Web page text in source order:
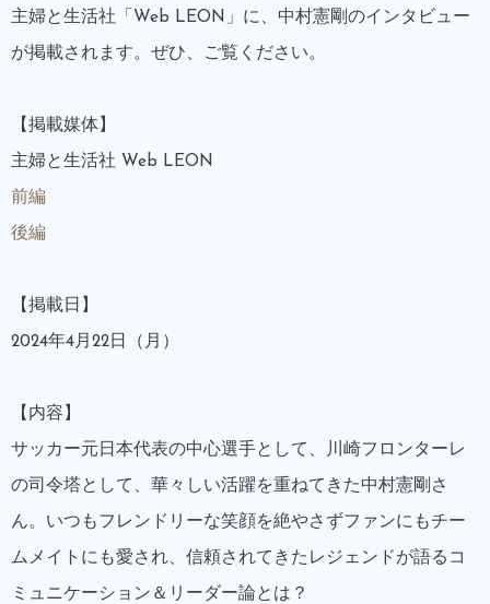
主婦と生活社「Web LEON」に、中村憲剛のインタビュー
が掲載されます。ぜひ、ご覧ください。
【掲載媒体】
主婦と生活社 Web LEON
前編
後編
【掲載日】
2024年4月22日（月）
【内容】
サッカー元日本代表の中心選手として、川崎フロンターレ
の司令塔として、華々しい活躍を重ねてきた中村憲剛さ
ん。いつもフレンドリーな笑顔を絶やさずファンにもチー
ムメイトにも愛され、信頼されてきたレジェンドが語るコ
ミュニケーション＆リーダー論とは？